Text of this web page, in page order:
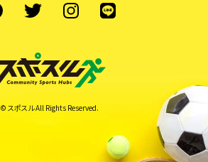
© スポスル All Rights Reserved.